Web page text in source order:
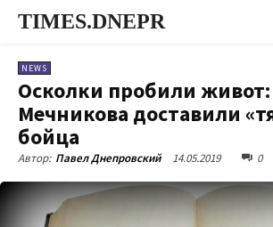
TIMES.DNEPR
NEWS
Осколки пробили
Мечникова доставили
бойца
Автор: Павел Днепровский 14.05.2019 0